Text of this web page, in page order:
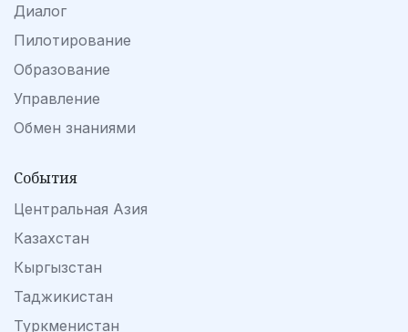
Диалог
Пилотирование
Образование
Управление
Обмен знаниями
События
Центральная Азия
Казахстан
Кыргызстан
Таджикистан
Туркменистан